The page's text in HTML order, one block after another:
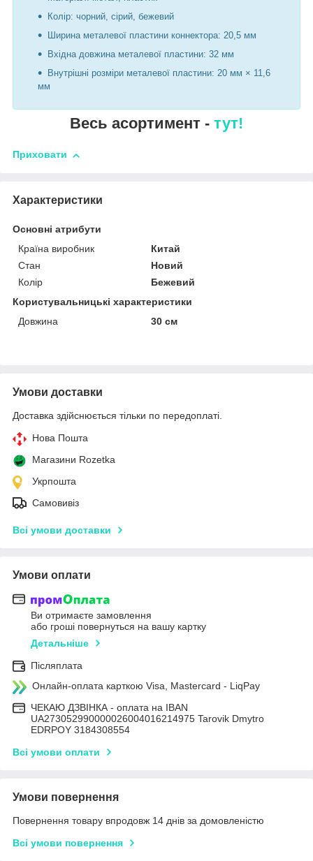
Колір: чорний, сірий, бежевий
Ширина металевої пластини коннектора: 20,5 мм
Вхідна довжина металевої пластини: 32 мм
Внутрішні розміри металевої пластини: 20 мм × 11,6
мм
Весь асортимент - тут!
Приховати
Характеристики
Основні атрибути
Країна виробник
Китай
Стан
Новий
Колір
Бежевий
Користувальницькі характеристики
Довжина
30 см
Умови доставки
Доставка здійснюється тільки по передоплаті.
Нова Пошта
Магазини Rozetka
Укрпошта
Самовивіз
Всі умови доставки
Умови оплати
Ви отримаєте замовлення
або гроші повернуться на вашу картку
Детальніше
Післяплата
Онлайн-оплата карткою Visa, Mastercard - LiqPay
ЧЕКАЮ ДЗВІНКА - оплата на IBAN
UA273052990000026004016214975 Tarovik Dmytro
EDRPOY 3184308554
Всі умови оплати
Умови повернення
Повернення товару впродовж 14 днів за домовленістю
Всі умови повернення